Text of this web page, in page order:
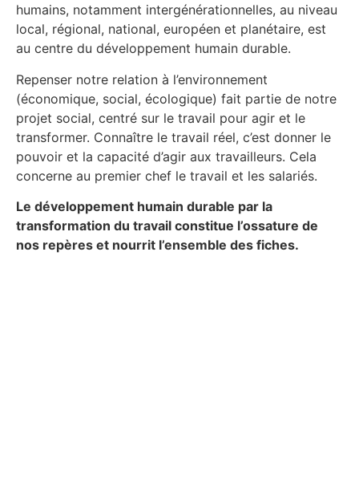
humains, notamment intergénérationnelles, au niveau
local, régional, national, européen et planétaire, est
au centre du développement humain durable.
Repenser notre relation à l’environnement
(économique, social, écologique) fait partie de notre
projet social, centré sur le travail pour agir et le
transformer. Connaître le travail réel, c’est donner le
pouvoir et la capacité d’agir aux travailleurs. Cela
concerne au premier chef le travail et les salariés.
Le développement humain durable par la
transformation du travail constitue l’ossature de
nos repères et nourrit l’ensemble des fiches.